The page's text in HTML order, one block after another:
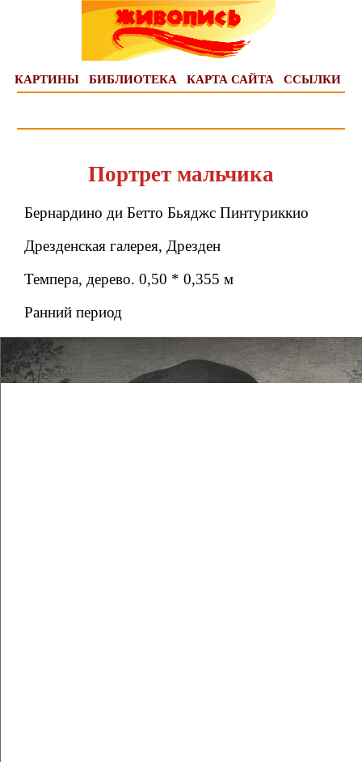
КАРТИНЫ БИБЛИОТЕКА КАРТА САЙТА ССЫЛКИ
Портрет мальчика
Бернардино ди Бетто Бьяджс Пинтуриккио
Дрезденская галерея, Дрезден
Темпера, дерево. 0,50 * 0,355 м
Ранний период